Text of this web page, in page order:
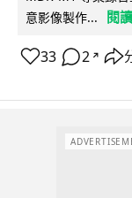
意影像製作...
閱
33 2 ↗